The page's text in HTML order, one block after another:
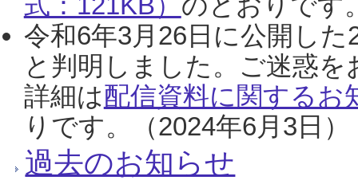
令和6年3月26日に公開し
と判明しました。ご迷惑
詳細は配信資料に関するお
りです。（2024年6月3日）
過去のお知らせ